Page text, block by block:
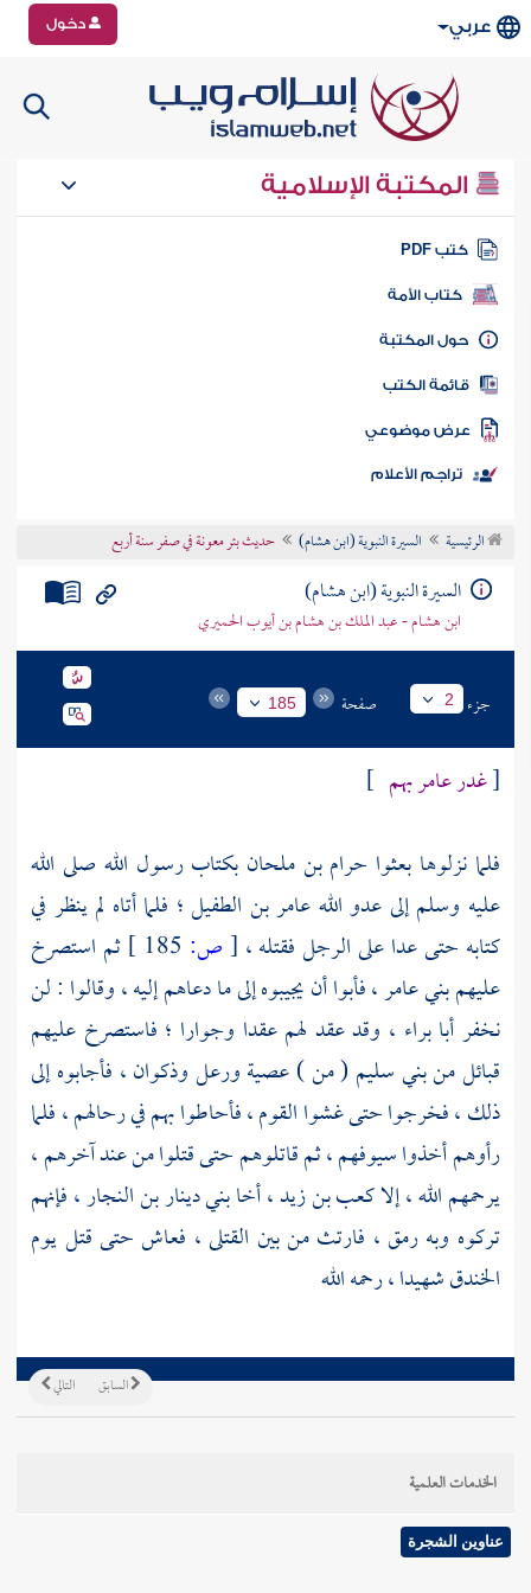
عربي دخول
المكتبة الإسلامية
كتب PDF
كتاب الأمة
المكتبة
الكتب
موضوعي
تراجم الأعلام
الرئيسية السيرة النبوية (ابن هشام) حديث بئر معونة في صفر سنة أربع
السيرة النبوية (ابن هشام)
ابن هشام - عبد الملك بن هشام بن أيوب الحميري
جزء 2 صفحة 185
[غدرعامربهم ]
فلما نزلوها بعثوا حرام بن ملحان بكتاب رسول الله صلى الله
عليه وسلم إلى عدو اللهعامر بن الطفيل؛ فلما أتاه لم ينظر في
كتابه حتى عدا على الرجل فقتله ، [ص:
ثم استصرخ
عليهمبني عامر، فأبوا أن يجيبوه إلى ما دعاهم إليه ، وقالوا : لن
نخفرأبا براء ، وقد عقد لهم عقدا وجوارا ؛ فاستصرخ عليهم
قبائل منبني سليم ( من )عصيةورعلوذكوان، فأجابوه إلى
ذلك ، فخرجوا حتى غشوا القوم ، فأحاطوا بهم في رحالهم ، فلما
رأوهم أخذوا سيوفهم ، ثم قاتلوهم حتى قتلوا من عند آخرهم ،
يرحمهم الله ، إلاكعب بن زيد، أخابني دينار بن النجار ،فإنهم
تركوه وبه رمق ، فارتث من بين القتلى ، فعاش حتى قتل يوم
الخندق شهيدا ، رحمه الله
التالي السابق
الخدمات العلمية
عناوين الشجرة